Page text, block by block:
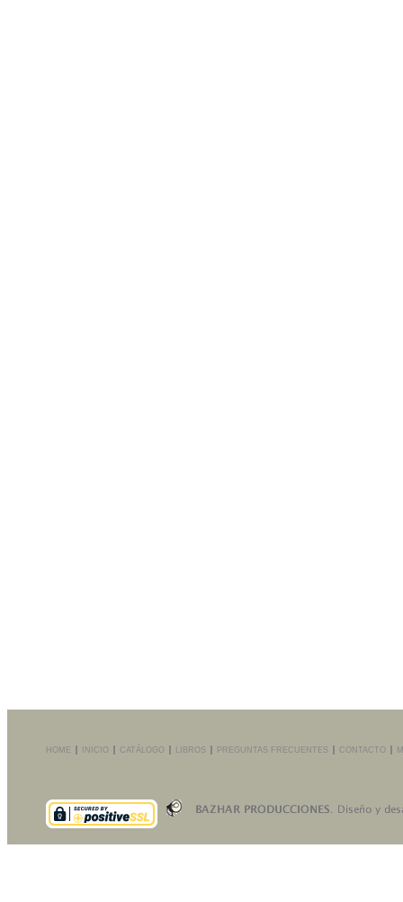
HOME INICIO CATÁLOGO LIBROS PREGUNTAS FRECUENTES CONTACTO